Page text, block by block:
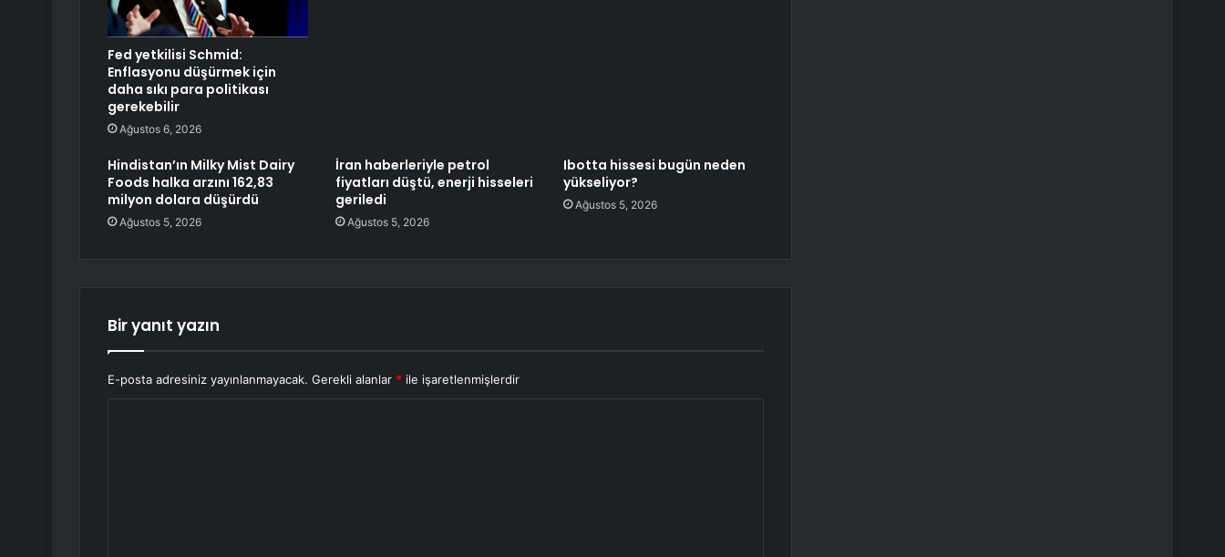
Fed yetkilisi Schmid:
Enflasyonu düşürmek için
daha sıkı para politikası
gerekebilir
Ağustos 6, 2026
Hindistan’ın Milky Mist Dairy
Foods halka arzını 162,83
milyon dolara düşürdü
Ağustos 5, 2026
İran haberleriyle petrol
fiyatları düştü, enerji hisseleri
geriledi
Ağustos 5, 2026
Ibotta hissesi bugün neden
yükseliyor?
Ağustos 5, 2026
Bir yanıt yazın
E-posta adresiniz yayınlanmayacak. Gerekli alanlar * ile işaretlenmişlerdir